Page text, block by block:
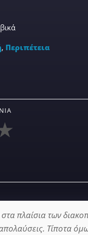
, Περιπέτεια
πλαίσια των
Τίποτα